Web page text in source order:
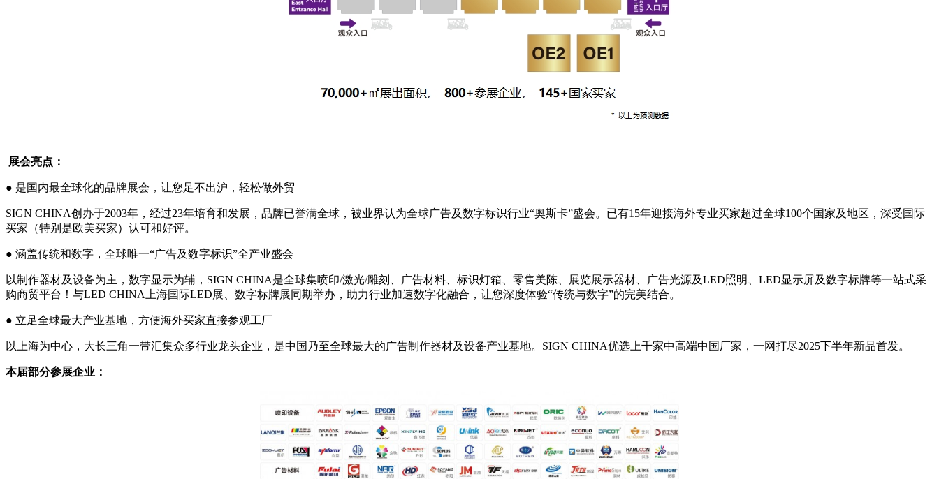
展会亮点：
● 是国内最全球化的品牌展会，让您足不出沪，轻松做外贸
SIGN CHINA创办于2003年，经过23年培育和发展，品牌已誉满全球，被业界认为全球广告及数字标识行业“奥斯卡”盛会。已有15年迎接海外专业买家超过全球100个国家及地区，深受国际
买家（特别是欧美买家）认可和好评。
● 涵盖传统和数字，全球唯一“广告及数字标识”全产业盛会
以制作器材及设备为主，数字显示为辅，SIGN CHINA是全球集喷印/激光/雕刻、广告材料、标识灯箱、零售美陈、展览展示器材、广告光源及LED照明、LED显示屏及数字标牌等一站式采
购商贸平台！与LED CHINA上海国际LED展、数字标牌展同期举办，助力行业加速数字化融合，让您深度体验“传统与数字”的完美结合。
● 立足全球最大产业基地，方便海外买家直接参观工厂
以上海为中心，大长三角一带汇集众多行业龙头企业，是中国乃至全球最大的广告制作器材及设备产业基地。SIGN CHINA优选上千家中高端中国厂家，一网打尽2025下半年新品首发。
本届部分参展企业：